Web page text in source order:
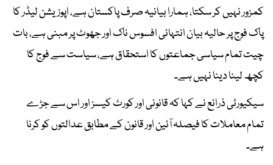
کمزور نہیں کر سکتا، ہمارا بیانیہ صرف پاکستان ہے، اپوزیشن لیڈر کا
پاک فوج پر حالیہ بیان انتہائی افسوس ناک اور جھوٹ پر مبنی ہے، بات
چیت تمام سیاسی جماعتوں کا استحقاق ہے، سیاست سے فوج کا
کچھ لینا دینا نہیں ہے۔
سیکیورٹی ذرائع نے کہا کہ قانونی اور کورٹ کیسز اور اس سے جڑے
تمام معاملات کا فیصلہ آئین اور قانون کے مطابق عدالتوں کو کرنا
ہے۔